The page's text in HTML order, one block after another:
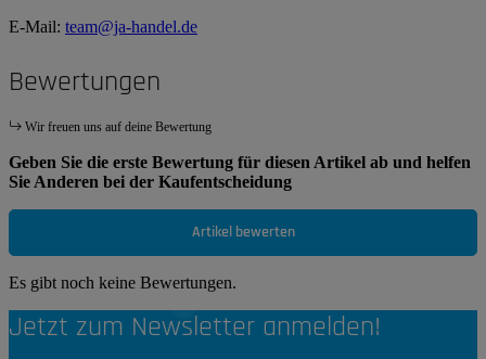
E-Mail: team@ja-handel.de
Bewertungen
Wir freuen uns auf deine Bewertung
Geben Sie die erste Bewertung für diesen Artikel ab und helfen
Sie Anderen bei der Kaufentscheidung
Artikel bewerten
Es gibt noch keine Bewertungen.
Jetzt zum Newsletter anmelden!